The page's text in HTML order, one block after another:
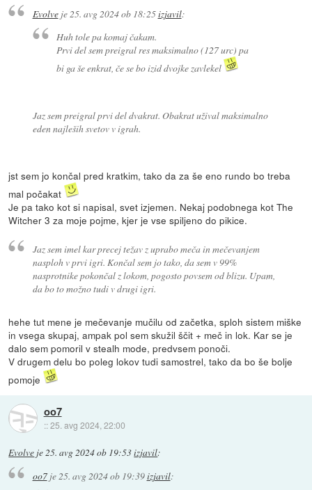
Evolveje25. avg 2024 ob 18:25izjavil:
Huh tole pa komaj čakam.
Prvi del sem preigral res maksimalno (127 urc) pa
bi ga še enkrat, če se bo izid dvojke zavlekel
Jaz sem preigral prvi del dvakrat. Obakrat užival maksimalno
eden najleših svetov v igrah.
jst sem jo končal pred kratkim, tako da za še eno rundo bo treba
mal počakat
Je pa tako kot si napisal, svet izjemen. Nekaj podobnega kot The
Witcher 3 za moje pojme, kjer je vse spiljeno do pikice.
Jaz sem imel kar precej težav z uprabo meča in mečevanjem
nasploh v prvi igri. Končal sem jo tako, da sem v 99%
nasprotnike pokončal z lokom, pogosto povsem od blizu. Upam,
da bo to možno tudi v drugi igri.
hehe tut mene je mečevanje mučilu od začetka, sploh sistem miške
in vsega skupaj, ampak pol sem skužil ščit + meč in lok. Kar se je
dalo sem pomoril v stealh mode, predvsem ponoči.
V drugem delu bo poleg lokov tudi samostrel, tako da bo še bolje
pomoje
oo7
::25. avg 2024, 22:00
Evolve je25. avg 2024 ob 19:53izjavil:
oo7je25. avg 2024 ob 19:39izjavil: